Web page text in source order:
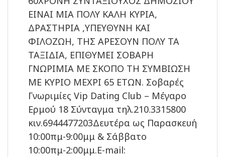
ΕΙΝΑΙ ΜΙΑ ΠΟΛΥ ΚΑΛΗ ΚΥΡΙΑ,
ΔΡΑΣΤΗΡΙΑ ,ΥΠΕΥΘΥΝΗ ΚΑΙ
ΦΙΛΟΖΩΗ, ΤΗΣ ΑΡΕΣΟΥΝ ΠΟΛΥ ΤΑ
ΤΑΞΙΔΙΑ, ΕΠΙΘΥΜΕΙ ΣΟΒΑΡΗ
ΓΝΩΡΙΜΙΑ ΜΕ ΣΚΟΠΟ ΤΗ ΣΥΜΒΙΩΣΗ
ΜΕ ΚΥΡΙΟ ΜΕΧΡΙ 65 ΕΤΩΝ. Σοβαρές
Γνωριμίες Vip Dating Club – Μέγαρο
Ερμού 18 Σύνταγμα τηλ.210.3315800
κιν.6944477203Δευτέρα ως Παρασκευή
10:00πμ-9:00μμ & Σάββατο
10:00πμ-2:00μμ.E-mail: